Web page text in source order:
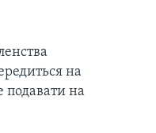
на
подавати на